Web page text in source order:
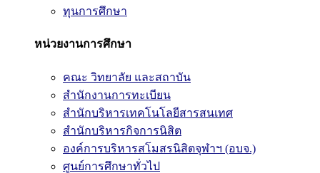
ทุนการศึกษา
หน่วยงานการศึกษา
คณะ วิทยาลัย และสถาบัน
สำนักงานการทะเบียน
สำนักบริหารเทคโนโลยีสารสนเทศ
สำนักบริหารกิจการนิสิต
องค์การบริหารสโมสรนิสิตจุฬาฯ (อบจ.)
ศูนย์การศึกษาทั่วไป